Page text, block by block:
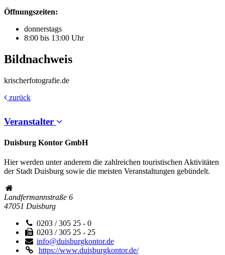
Öffnungszeiten:
donnerstags
8:00 bis 13:00 Uhr
Bildnachweis
krischerfotografie.de
zurück
Veranstalter
Duisburg Kontor GmbH
Hier werden unter anderem die zahlreichen touristischen Aktivitäten
der Stadt Duisburg sowie die meisten Veranstaltungen gebündelt.
Landfermannstraße 6
47051 Duisburg
0203 / 305 25 - 0
0203 / 305 25 - 25
info@duisburgkontor.de
https://www.duisburgkontor.de/